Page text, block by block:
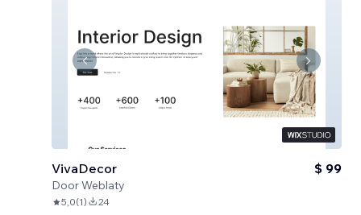
VivaDecor
DoorWeblaty
$ 99
5,0(1) 24